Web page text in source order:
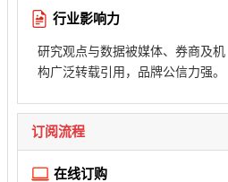
行业影响力
研究观点与数据被媒体、券商及机
构广泛转载引用，品牌公信力强。
订阅流程
在线订购